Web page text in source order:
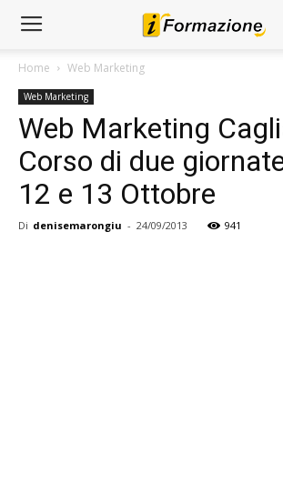
Home Web Marketing
Web Marketing
Web Marketing
Corso di due
12 e 13 Ottobre
Di denisemarongiu - 24/09/2013 941